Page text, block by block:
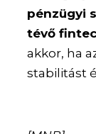
pénzügyi
tévő
akkor, ha
stabilitást